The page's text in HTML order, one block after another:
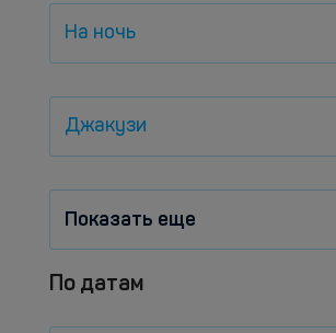
На ночь
Джакузи
Показать еще
По датам